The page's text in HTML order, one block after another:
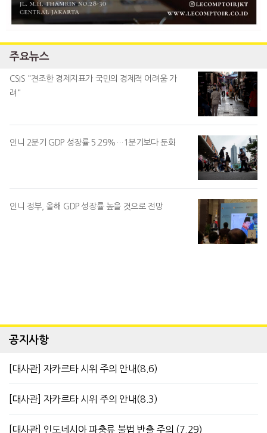
주요뉴스
CSIS "견조한 경제지표가 국민의 경제적 어려움 가
려"
인니 2분기 GDP 성장률 5.29%…1분기보다 둔화
인니 정부, 올해 GDP 성장률 높을 것으로 전망
공지사항
[대사관] 자카르타 시위 주의 안내(8.6)
[대사관] 자카르타 시위 주의 안내(8.3)
[대사관] 인도네시아 파충류 불법 반출 주의 (7.29)